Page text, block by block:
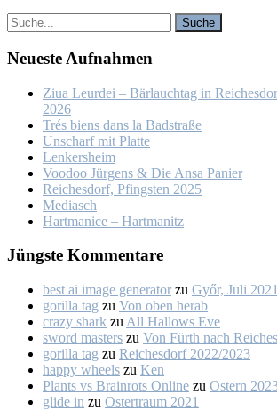
Neu­es­te Auf­nah­men
Ziua Leur­dei – Bär­lauch­tag in
2026
Trés biens dans la Bad­stra­ße
Un­scharf mit Plat­te
Len­kers­heim
Voo­doo Jür­gens & Die An­sa Pa­nier
Rei­ches­dorf, Pfings­ten 2025
Me­dia­sch
Hart­ma­nice – Hart­ma­nitz
Jüngs­te Kom­men­ta­re
best ai image generator zu Győr, Ju­li 2021
gorilla tag zu Von oben her­ab
crazy shark zu All Hal­lows Eve
sword masters zu Von Fürth nach
gorilla tag zu Rei­ches­dorf 2022/2023
happy wheels zu Ken
Plants vs Brainrots Online zu Os­tern
glide in zu Os­ter­traum 2021